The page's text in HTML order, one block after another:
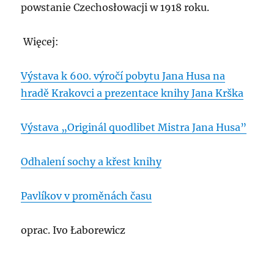
powstanie Czechosłowacji w 1918 roku.
Więcej:
Výstava k 600. výročí pobytu Jana Husa na
hradě Krakovci a prezentace knihy Jana Krška
Výstava „Originál quodlibet Mistra Jana Husa”
Odhalení sochy a křest knihy
Pavlíkov v proměnách času
oprac. Ivo Łaborewicz